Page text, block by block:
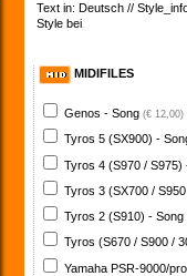
Text in: Deutsch //
Style bei
MIDIFILES
Genos - Song (€ 12,00)
Tyros 5 (SX900) -
Tyros 4 (S970 /
Tyros 3 (SX700 /
Tyros 2 (S910) - Song
Tyros (S670 / S900 /
Yamaha PSR-9000/